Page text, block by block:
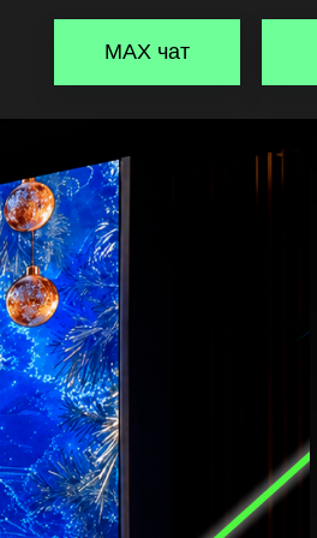
MAX чат